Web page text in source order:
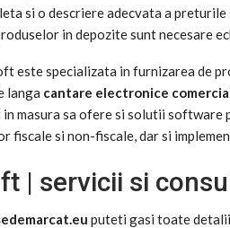
si o descriere adecvata a
in depozite sunt necesare
este specializata in furnizarea de
langa cantare electronice
masura sa ofere si solutii software
fiscale si non-fiscale, dar si
| servicii si
puteti gasi toate